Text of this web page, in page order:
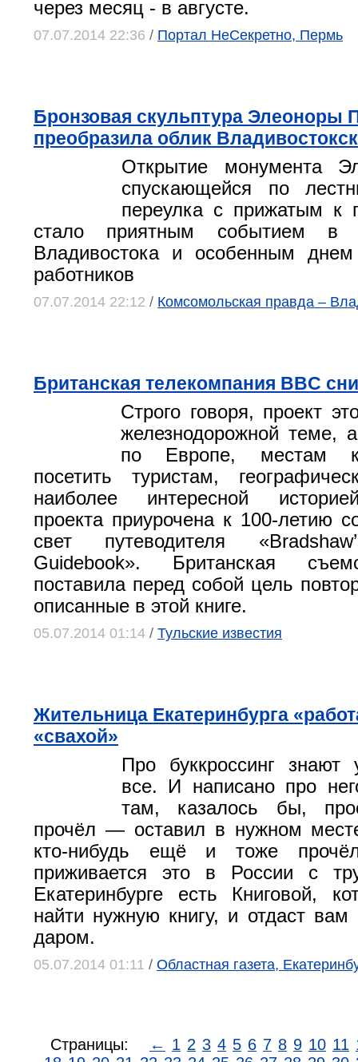
через месяц - в августе.
07.07.2014 22:36 / Портал НеСекретно, Пермь
Бронзовая скульптура Элеоноры
преобразила облик
Открытие монумента
спускающейся по
переулка с прижатым к
стало приятным событием в
Владивостока и особенным
работников
07.07.2014 22:12 / Комсомольская правда –
Британская телекомпания BBC
Строго говоря, проект
железнодорожной теме,
по Европе, местам
посетить туристам,
наиболее интересной
проекта приурочена к 100-летию
свет путеводителя
Guidebook». Британская
поставила перед собой цель
описанные в этой книге.
05.07.2014 01:14 / Тульские известия
Жительница Екатеринбурга
«свахой»
Про буккроссинг знают
все. И написано про
там, казалось бы,
прочёл — оставил в нужном
кто-нибудь ещё и тоже
приживается это в России с
Екатеринбурге есть Книговой,
найти нужную книгу, и отдаст
даром.
05.07.2014 01:11 / Областная газета,
Страницы: ← 1 2 3 4 5 6 7 8 9 10 11